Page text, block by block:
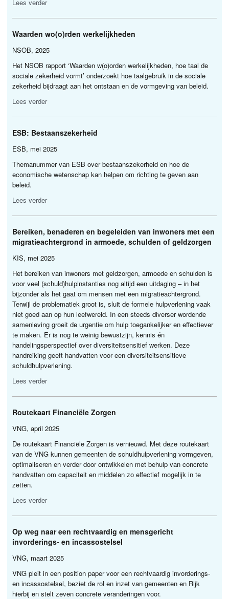
Lees verder
Waarden wo(o)rden werkelijkheden
NSOB, 2025
Het NSOB rapport ‘Waarden w(o)orden werkelijkheden, hoe taal de
sociale zekerheid vormt’ onderzoekt hoe taalgebruik in de sociale
zekerheid bijdraagt aan het ontstaan en de vormgeving van beleid.
Lees verder
ESB: Bestaanszekerheid
ESB, mei 2025
Themanummer van ESB over bestaanszekerheid en hoe de
economische wetenschap kan helpen om richting te geven aan
beleid.
Lees verder
Bereiken, benaderen en begeleiden van inwoners met een
migratieachtergrond in armoede, schulden of geldzorgen
KIS, mei 2025
Het bereiken van inwoners met geldzorgen, armoede en schulden is
voor veel (schuld)hulpinstanties nog altijd een uitdaging – in het
bijzonder als het gaat om mensen met een migratieachtergrond.
Terwijl de problematiek groot is, sluit de formele hulpverlening vaak
niet goed aan op hun leefwereld. In een steeds diverser wordende
samenleving groeit de urgentie om hulp toegankelijker en effectiever
te maken. Er is nog te weinig bewustzijn, kennis én
handelingsperspectief over diversiteitsensitief werken. Deze
handreiking geeft handvatten voor een diversiteitsensitieve
schuldhulpverlening.
Lees verder
Routekaart Financiële Zorgen
VNG, april 2025
De routekaart Financiële Zorgen is vernieuwd. Met deze routekaart
van deVNG kunnen gemeenten de schuldhulpverlening vormgeven,
optimaliseren en verder door ontwikkelen met behulp van concrete
handvatten om capaciteit en middelen zo effectief mogelijk in te
zetten.
Lees verder
Op weg naar een rechtvaardig en mensgericht
invorderings- en incassostelsel
VNG, maart 2025
VNG pleit in een position paper voor een rechtvaardig invorderings-
en incassostelsel, beziet de rol en inzet van gemeenten en Rijk
hierbij en stelt zeven concrete veranderingen voor.